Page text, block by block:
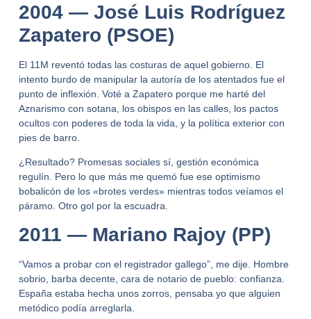
2004 — José Luis Rodríguez
Zapatero (PSOE)
El 11M reventó todas las costuras de aquel gobierno. El
intento burdo de manipular la autoría de los atentados fue el
punto de inflexión. Voté a Zapatero porque me harté del
Aznarismo con sotana , los obispos en las calles, los pactos
ocultos con poderes de toda la vida, y la política exterior con
pies de barro.
¿Resultado? Promesas sociales sí, gestión económica
regulín. Pero lo que más me quemó fue ese optimismo
bobalicón de los «brotes verdes»mientras todos veíamos el
páramo. Otro gol por la escuadra.
2011 — Mariano Rajoy (PP)
“Vamos a probar con el registrador gallego”, me dije. Hombre
sobrio, barba decente, cara de notario de pueblo: confianza.
España estaba hecha unos zorros, pensaba yo que alguien
metódico podía arreglarla.